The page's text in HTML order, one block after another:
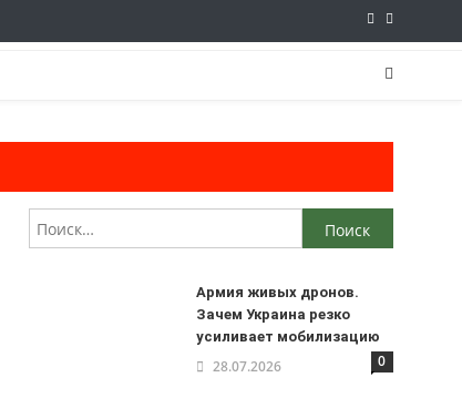
Найти:
Армия живых дронов.
Зачем Украина резко
усиливает мобилизацию
28.07.2026 0